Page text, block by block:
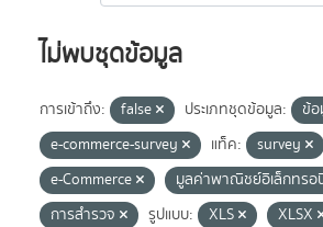
ไม่พบชุดข้อมูล
การเข้าถึง: false ประเภทชุดข้อมูล: ข้
e-commerce-survey
แท็ค:
survey
e-Commerce
มูลค่าพาณิชย์อิเล็กทรอ
การสำรวจ
รูปแบบ: XLS
XLSX